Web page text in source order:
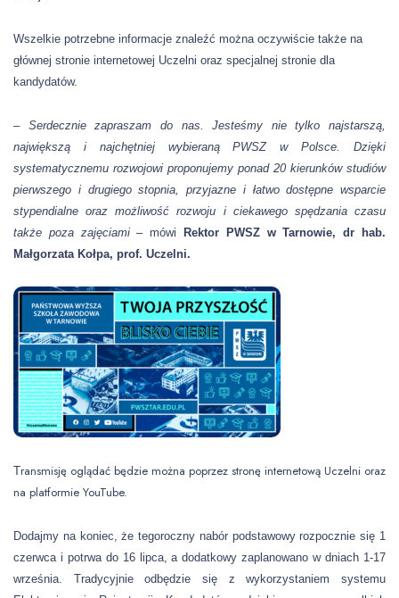
Wszelkie potrzebne informacje znaleźć można oczywiście także na
głównej stronie internetowej Uczelni oraz specjalnej stronie dla
kandydatów.
– Serdecznie zapraszam do nas. Jesteśmy nie tylko najstarszą,
największą i najchętniej wybieraną PWSZ w Polsce. Dzięki
systematycznemu rozwojowi proponujemy ponad 20 kierunków studiów
pierwszego i drugiego stopnia, przyjazne i łatwo dostępne wsparcie
stypendialne oraz możliwość rozwoju i ciekawego spędzania czasu
także poza zajęciami –mówi
Rektor PWSZ w Tarnowie, dr hab.
Małgorzata Kołpa, prof. Uczelni.
Transmisję oglądać będzie można poprzez stronę internetową Uczelni oraz
na platformie YouTube.
Dodajmy na koniec, że tegoroczny nabór podstawowy rozpocznie się 1
czerwca i potrwa do 16 lipca, a dodatkowy zaplanowano w dniach 1-17
września. Tradycyjnie odbędzie się z wykorzystaniem systemu